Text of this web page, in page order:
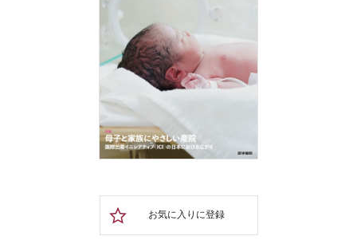
お気に入りに登録